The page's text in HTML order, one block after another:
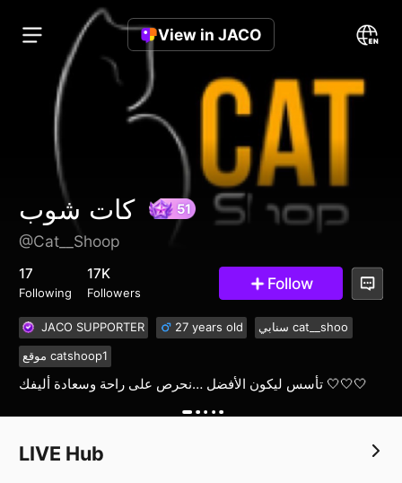
View in JACO
كات شوب
@Cat__Shoop
17
Following
17K
Followers Follow
JACO SUPPORTER 27 years old
سنابي cat__shoo
موقع catshoop1
تأسس ليكون الأفضل …نحرص على راحة وسعادة أليفك 🤍🤍🤍
LIVE Hub